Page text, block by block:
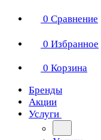
0 Сравнение
0 Избранное
0 Корзина
Бренды
Акции
Услуги